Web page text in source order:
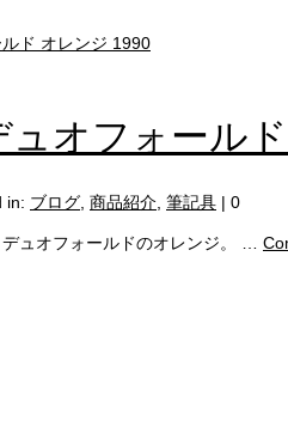
ュオフォール
in: ブログ, 商品紹介, 筆記具 | 0
ュオフォールドのオレンジ。 …